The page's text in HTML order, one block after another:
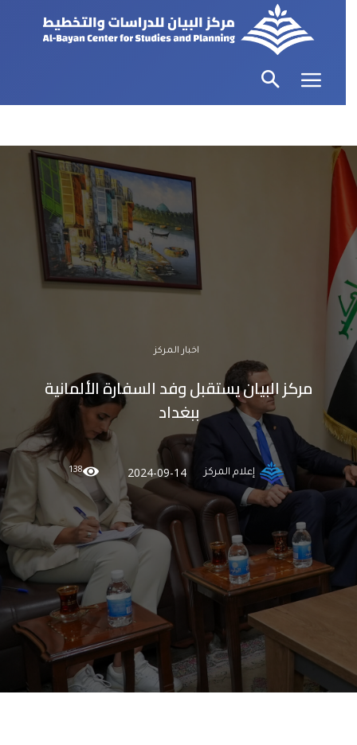
اخبار المركز
مركز البيان يستقبل وفد السفارة الألمانية
ببغداد
إعلام المركز 2024-09-14
138